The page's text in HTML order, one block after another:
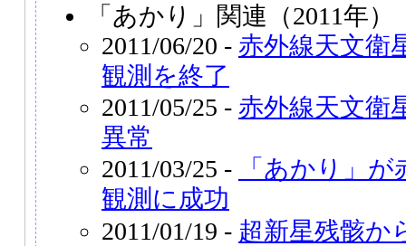
「あかり」関連（2011年）
2011/06/20 - 赤外線天文衛
観測を終了
2011/05/25 - 赤外線天文衛
異常
2011/03/25 -
「あかり」
観測に成功
2011/01/19 - 超新星残骸